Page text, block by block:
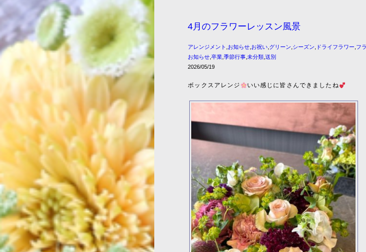
4月のフラワーレッスン風景
アレンジメント お知らせ お祝い グリーン シーズン ドライフラワー フ
お知らせ ,卒業 ,季節行事 ,未分類 ,送別
2026/05/19
ボックスアレンジ いい感じに皆さんできましたね